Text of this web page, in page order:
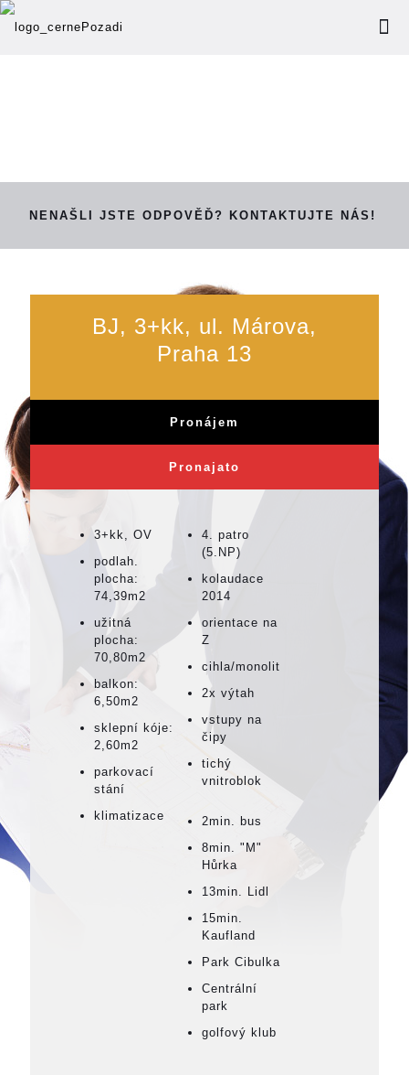
NENAŠLI JSTE ODPOVĚĎ? KONTAKTUJTE NÁS!
BJ, 3+kk, ul. Márova,
Praha 13
Pronájem
Pronajato
3+kk, OV
podlah.
plocha:
74,39m2
užitná
plocha:
70,80m2
balkon:
6,50m2
sklepní kóje:
2,60m2
parkovací
stání
klimatizace
4. patro
(5.NP)
kolaudace
2014
orientace na
Z
cihla/monolit
2x výtah
vstupy na
čipy
tichý
vnitroblok
2min. bus
8min. "M"
Hůrka
13min. Lidl
15min.
Kaufland
Park Cibulka
Centrální
park
golfový klub